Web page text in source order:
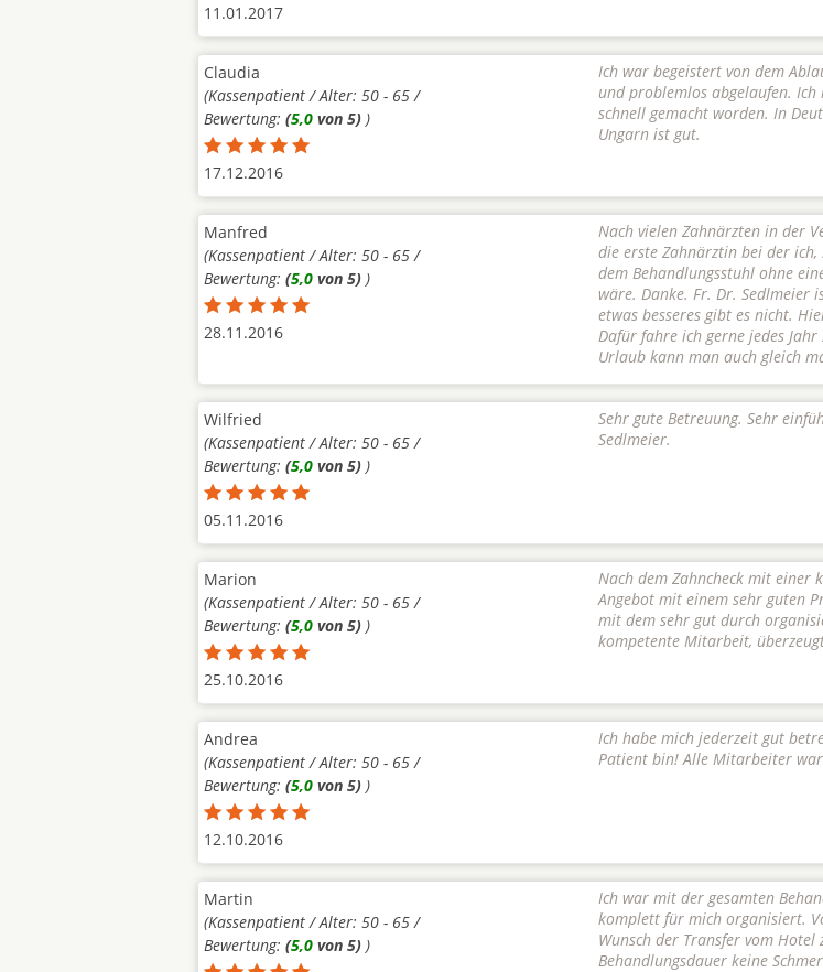
11.01.2017
Claudia
(Kassenpatient / Alter: 50 - 65 /
Bewertung: (5,0 von 5) )
17.12.2016
Ich war begeistert von dem
und problemlos abgelaufen.
schnell gemacht worden. In
Ungarn ist gut.
Manfred
(Kassenpatient / Alter: 50 - 65 /
Bewertung: (5,0 von 5) )
28.11.2016
Nach vielen Zahnärzten in der
die erste Zahnärztin bei der
dem Behandlungsstuhl ohne
wäre. Danke. Fr. Dr. Sedlmeier
etwas besseres gibt es nicht.
Dafür fahre ich gerne jedes
Urlaub kann man auch gleich
Wilfried
(Kassenpatient / Alter: 50 - 65 /
Bewertung: (5,0 von 5) )
05.11.2016
Sehr gute Betreuung. Sehr
Sedlmeier.
Marion
(Kassenpatient / Alter: 50 - 65 /
Bewertung: (5,0 von 5) )
25.10.2016
Nach dem Zahncheck mit einer
Angebot mit einem sehr guten
mit dem sehr gut durch
kompetente Mitarbeit,
Andrea
(Kassenpatient / Alter: 50 - 65 /
Bewertung: (5,0 von 5) )
12.10.2016
Ich habe mich jederzeit gut
Patient bin! Alle Mitarbeiter
Martin
(Kassenpatient / Alter: 50 - 65 /
Bewertung: (5,0 von 5) )
Ich war mit der gesamten
komplett für mich organisiert.
Wunsch der Transfer vom
Behandlungsdauer keine